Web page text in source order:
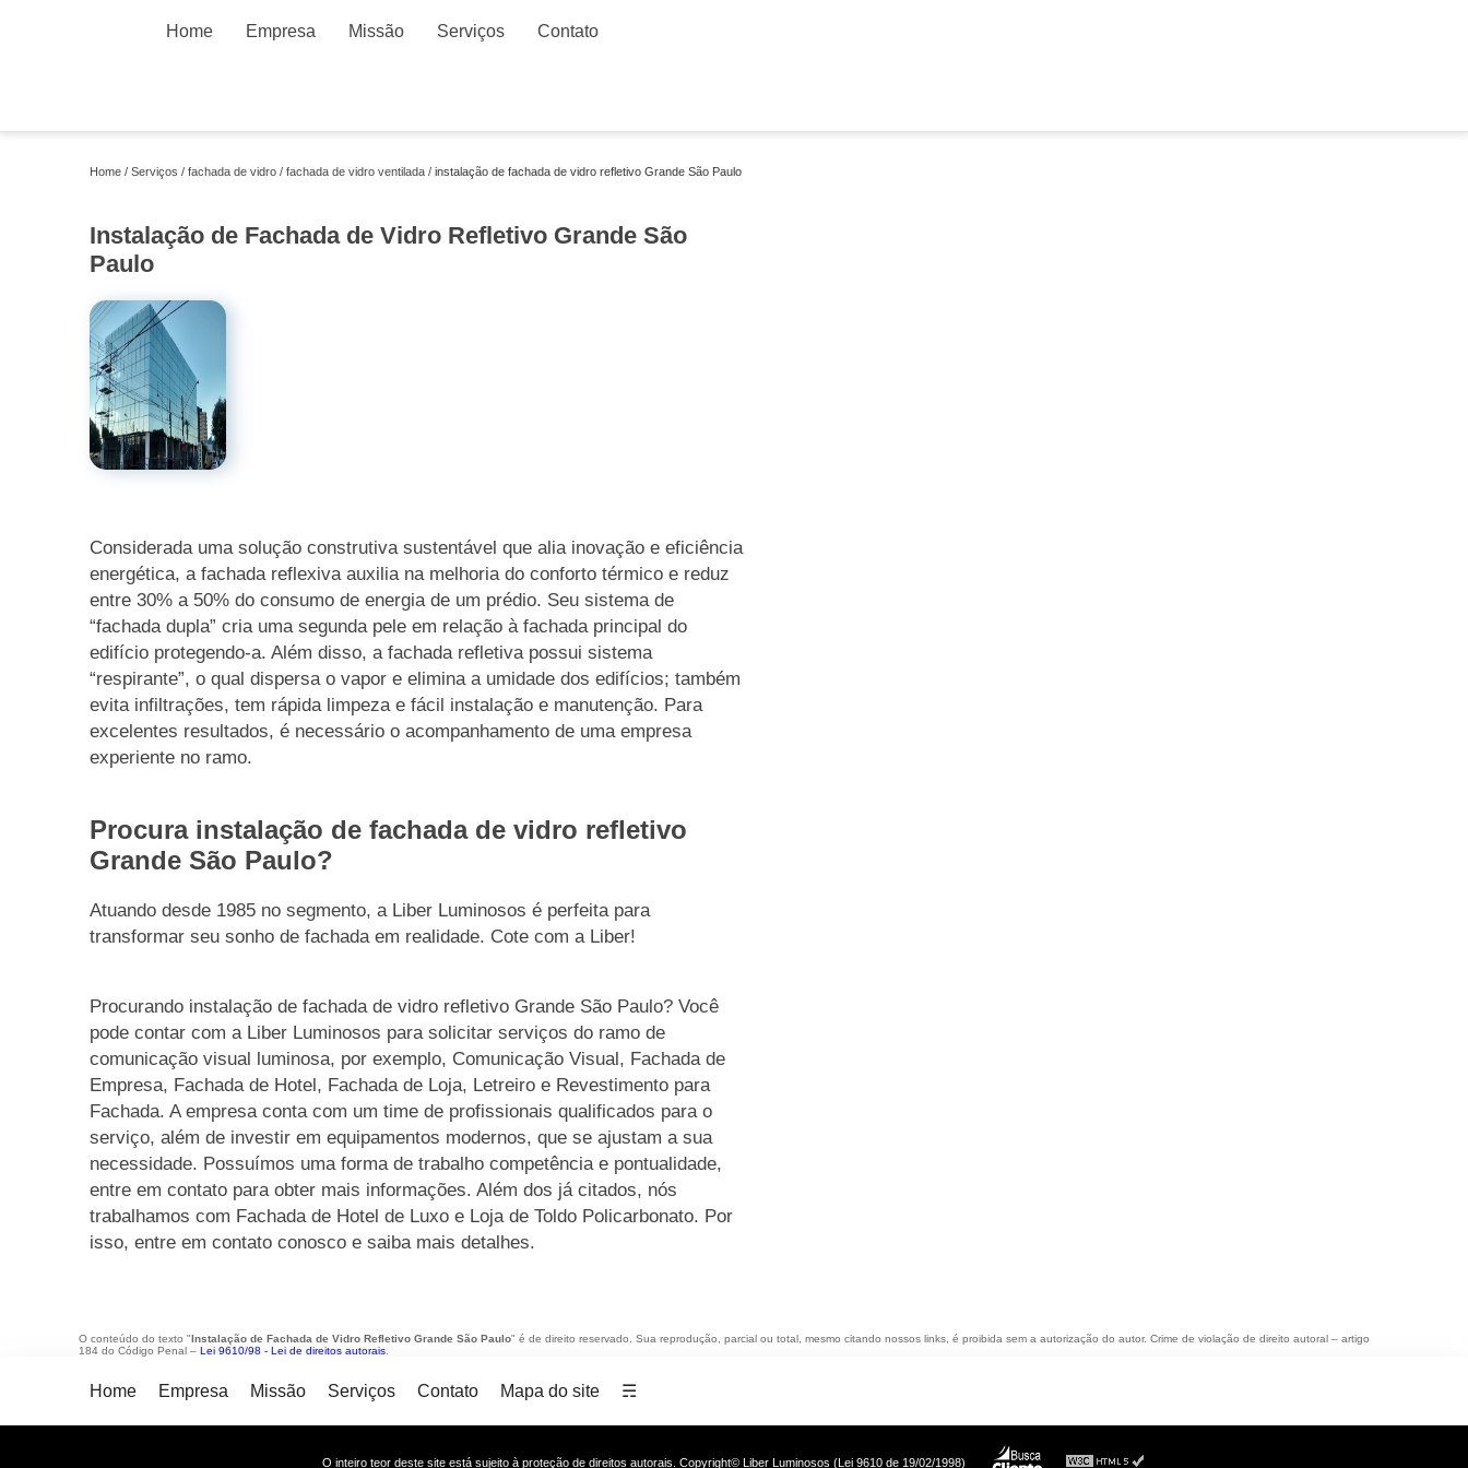
Home Empresa Missão Serviços Contato
Home Serviços fachada de vidro fachada de vidro ventilada instalação de fachada de vidro refletivo Grande São Paulo
Instalação de Fachada de Vidro Refletivo Grande São
Paulo
Considerada uma solução construtiva sustentável que alia inovação e eficiência
energética, a fachada reflexiva auxilia na melhoria do conforto térmico e reduz
entre 30% a 50% do consumo de energia de um prédio. Seu sistema de
“fachada dupla” cria uma segunda pele em relação à fachada principal do
edifício protegendo-a. Além disso, a fachada refletiva possui sistema
“respirante”, o qual dispersa o vapor e elimina a umidade dos edifícios; também
evita infiltrações, tem rápida limpeza e fácil instalação e manutenção. Para
excelentes resultados, é necessário o acompanhamento de uma empresa
experiente no ramo.
Procura instalação de fachada de vidro refletivo
Grande São Paulo?
Atuando desde 1985 no segmento, a Liber Luminosos é perfeita para
transformar seu sonho de fachada em realidade. Cote com a Liber!
Procurando instalação de fachada de vidro refletivo Grande São Paulo? Você
pode contar com a Liber Luminosos para solicitar serviços do ramo de
comunicação visual luminosa, por exemplo, Comunicação Visual, Fachada de
Empresa, Fachada de Hotel, Fachada de Loja, Letreiro e Revestimento para
Fachada. A empresa conta com um time de profissionais qualificados para o
serviço, além de investir em equipamentos modernos, que se ajustam a sua
necessidade. Possuímos uma forma de trabalho competência e pontualidade,
entre em contato para obter mais informações. Além dos já citados, nós
trabalhamos com Fachada de Hotel de Luxo e Loja de Toldo Policarbonato. Por
isso, entre em contato conosco e saiba mais detalhes.
O conteúdo do texto "Instalação de Fachada de Vidro Refletivo Grande São Paulo" é de direito reservado. Sua reprodução, parcial ou total, mesmo citando nossos links, é proibida sem a autorização do autor. Crime de violação de direito autoral – artigo
184 do Código Penal – Lei 9610/98 - Lei de direitos autorais
Home Empresa Missão Serviços Contato Mapa do site ☴
O inteiro teor deste site está sujeito à proteção de direitos autorais. Copyright© Liber Luminosos (Lei 9610 de 19/02/1998)